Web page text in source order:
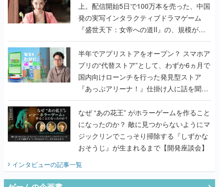
上。配信開始5日で100万本を売った、中国
発の実写インタラクティブドラマゲーム
『盛世天下：女帝への道II』の、規模が違
うこだわりをプロデューサーに聞いた
半年でアプリストアをオープン？ スマホア
プリの“代替ストア”として、わずか6ヵ月で
国内向けローンチを行った発見型ストア
『あっぷアリーナ！』仕掛け人に話を聞い
てみた
なぜ “あの花王” がホラーゲームを作ること
になったのか？ 敵に見つからないようにマ
ジックリンでこっそり掃除する『しずかな
おそうじ』が生まれるまで【開発座談会】
インタビューの記事一覧